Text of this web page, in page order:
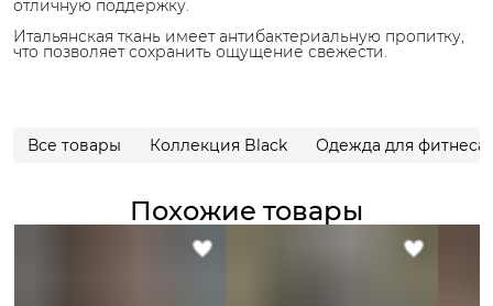
отличную поддержку.
Итальянская ткань имеет антибактериальную пропитку,
что позволяет сохранить ощущение свежести.
Все товары Коллекция Black Одежда для фитнеса
Похожие товары